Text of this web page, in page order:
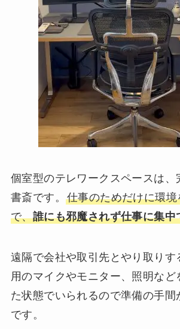
個室型のテレワークスペースは、
書斎です。 仕事のためだけに環
で、誰にも邪魔されず仕事に集中
遠隔で会社や取引先とやり取りす
用のマイクやモニター、照明など
た状態でいられるので準備の手間
です。